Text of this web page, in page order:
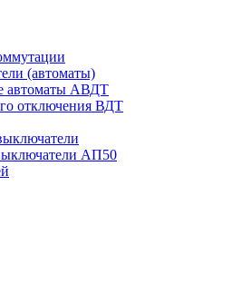
(автоматы)
автоматы АВДТ
отключения ВДТ
АП50